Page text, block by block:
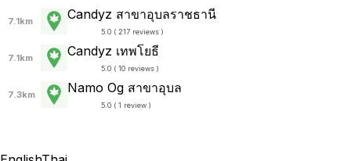
7.1km Candyz สาขาอุบลราชธานี
5.0 ( 217 reviews )
7.1km Candyz เทพโยธี
5.0 ( 10 reviews )
7.3km Namo Og สาขาอุบล
5.0 ( 1 review )